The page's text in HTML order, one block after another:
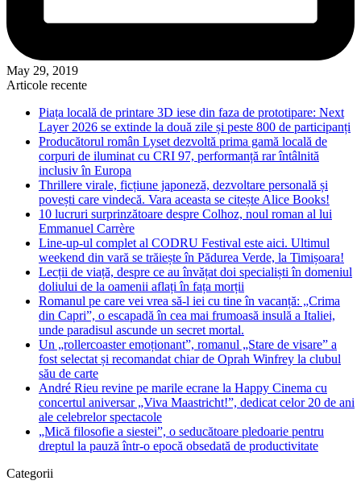
May 29, 2019
Articole recente
Piața locală de printare 3D iese din faza de prototipare: Next
Layer 2026 se extinde la două zile și peste 800 de participanți
Producătorul român Lyset dezvoltă prima gamă locală de
corpuri de iluminat cu CRI 97, performanță rar întâlnită
inclusiv în Europa
Thrillere virale, ficțiune japoneză, dezvoltare personală și
povești care vindecă. Vara aceasta se citește Alice Books!
10 lucruri surprinzătoare despre Colhoz, noul roman al lui
Emmanuel Carrère
Line-up-ul complet al CODRU Festival este aici. Ultimul
weekend din vară se trăiește în Pădurea Verde, la Timișoara!
Lecții de viață, despre ce au învățat doi specialiști în domeniul
doliului de la oamenii aflați în fața morții
Romanul pe care vei vrea să-l iei cu tine în vacanță: „Crima
din Capri”, o escapadă în cea mai frumoasă insulă a Italiei,
unde paradisul ascunde un secret mortal.
Un „rollercoaster emoționant”, romanul „Stare de visare” a
fost selectat și recomandat chiar de Oprah Winfrey la clubul
său de carte
André Rieu revine pe marile ecrane la Happy Cinema cu
concertul aniversar „Viva Maastricht!”, dedicat celor 20 de ani
ale celebrelor spectacole
„Mică filosofie a siestei”, o seducătoare pledoarie pentru
dreptul la pauză într-o epocă obsedată de productivitate
Categorii